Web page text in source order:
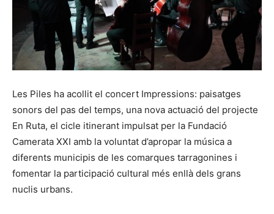
Les Piles ha acollit el concert Impressions: paisatges
sonors del pas del temps, una nova actuació del projecte
En Ruta, el cicle itinerant impulsat per la Fundació
Camerata XXI amb la voluntat d’apropar la música a
diferents municipis de les comarques tarragonines i
fomentar la participació cultural més enllà dels grans
nuclis urbans.